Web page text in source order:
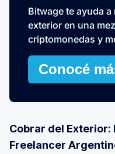
Bitwage te ayuda
exterior en una
criptomonedas y
Conocé
Cobrar del Exterior:
Freelancer